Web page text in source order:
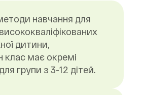
навчання для
дитини,
клас має окремі
групи з 3-12 дітей.